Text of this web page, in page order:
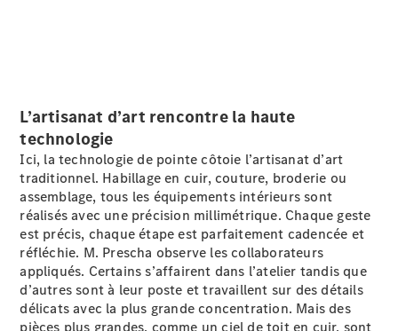
Berline
Classe S
Classe S
Berline
longue
Mercedes-
Maybach
Classe S
Configurateur
Mercedes-
L’artisanat d’art rencontre la haute
technologie
Ici, la technologie de pointe côtoie l’artisanat d’art
traditionnel. Habillage en cuir, couture, broderie ou
assemblage, tous les équipements intérieurs sont
réalisés avec une précision millimétrique. Chaque geste
est précis, chaque étape est parfaitement cadencée et
réfléchie. M. Prescha observe les collaborateurs
appliqués. Certains s’affairent dans l’atelier tandis que
d’autres sont à leur poste et travaillent sur des détails
délicats avec la plus grande concentration. Mais des
pièces plus grandes, comme un ciel de toit en cuir, sont